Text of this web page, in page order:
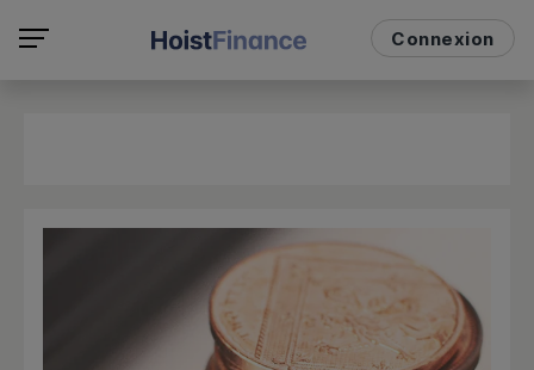
Connexion